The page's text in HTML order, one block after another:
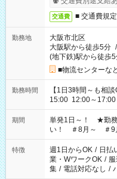
交通費 ■ 交通費規
勤務地
大阪市北区
大阪駅から徒歩5分 /
(地下鉄)駅から徒歩
■物流センター
勤務時間
【1日3時間～も相談OK!】 ＜シフト例＞ 9:00～
15:00 12:00～17:00 18:00～
お気軽にご相談くだ
期間
単発1日～！ ★勤務
い！ ＃8月～ ＃9
特徴 週1日からOK / 日払
業・WワークOK /
集 / 電話対応なし /